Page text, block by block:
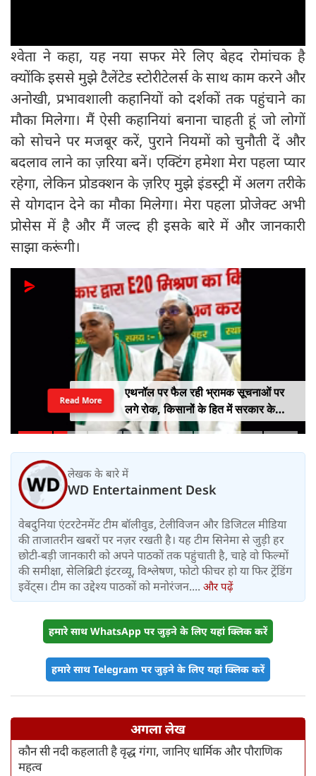
श्वेता ने कहा, यह नया सफर मेरे लिए बेहद रोमांचक है
क्योंकि इससे मुझे टैलेंटेड स्टोरीटेलर्स के साथ काम करने और
अनोखी, प्रभावशाली कहानियों को दर्शकों तक पहुंचाने का
मौका मिलेगा। मैं ऐसी कहानियां बनाना चाहती हूं जो लोगों
को सोचने पर मजबूर करें, पुराने नियमों को चुनौती दें और
बदलाव लाने का ज़रिया बनें। एक्टिंग हमेशा मेरा पहला प्यार
रहेगा, लेकिन प्रोडक्शन के ज़रिए मुझे इंडस्ट्री में अलग तरीके
से योगदान देने का मौका मिलेगा। मेरा पहला प्रोजेक्ट अभी
प्रोसेस में है और मैं जल्द ही इसके बारे में और जानकारी
साझा करूंगी।
एथनॉल पर फैल रही भ्रामक सूचनाओं पर
लगे रोक, किसानों के हित में सरकार के
सकारात्मक निर्णयों का हो समर्थन
Read More
लेखक के बारे में
WD Entertainment Desk
वेबदुनिया एंटरटेनमेंट टीम बॉलीवुड, टेलीविजन और डिजिटल मीडिया
की ताजातरीन खबरों पर नज़र रखती है। यह टीम सिनेमा से जुड़ी हर
छोटी-बड़ी जानकारी को अपने पाठकों तक पहुंचाती है, चाहे वो फिल्मों
की समीक्षा, सेलिब्रिटी इंटरव्यू, विश्लेषण, फोटो फीचर हो या फिर ट्रेंडिंग
इवेंट्स। टीम का उद्देश्य पाठकों को मनोरंजन.... और पढ़ें
हमारे साथ WhatsApp पर जुड़ने के लिए यहां क्लिक करें
हमारे साथ Telegram पर जुड़ने के लिए यहां क्लिक करें
अगला लेख
कौन सी नदी कहलाती है वृद्ध गंगा, जानिए धार्मिक और पौराणिक
महत्व